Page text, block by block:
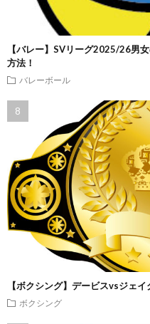
【バレー】SVリーグ2025/26男
方法！
バレーボール
【ボクシング】デービスvsジェ
ボクシング